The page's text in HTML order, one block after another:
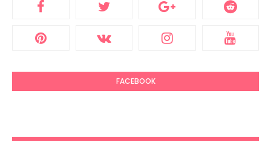
FACEBOOK